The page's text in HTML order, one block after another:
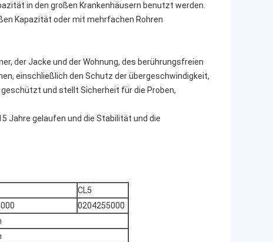
in den großen Krankenhäusern benutzt werden.
Kapazität oder mit mehrfachen Rohren
der Jacke und der Wohnung, des berührungsfreien
einschließlich den Schutz der übergeschwindigkeit,
und stellt Sicherheit für die Proben,
Jahre gelaufen und die Stabilität und die
CL5
0204255000